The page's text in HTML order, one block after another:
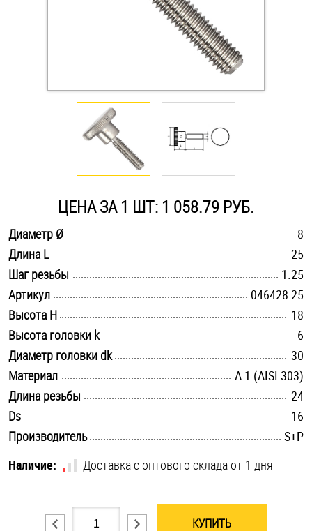
Крюки, кольца с метрической резьбой
Крюки, кольца с шурупной резьбой
Оснастка и аксессуары для яхт
Стопорные кольца
Такелаж
Хомуты
Шайбы
Шпильки
Шплинты
Штифты и пальцы
ЦЕНА ЗА 1 ШТ: 1 058.79 РУБ.
Диаметр Ø
8
Длина L
25
Шаг резьбы
1.25
Артикул
046428 25
Высота H
18
Высота головки k
6
Диаметр головки dk
30
Материал
А 1 (AISI 303)
Длина резьбы
24
Ds
16
Производитель
S+P
Наличие:
Доставка с оптового склада от 1 дня
КУПИТЬ